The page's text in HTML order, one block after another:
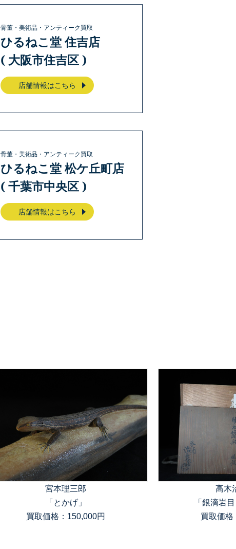
骨董・美術品・アンティーク買取
ひるねこ堂 住吉店
( 大阪市住吉区 )
店舗情報はこちら
骨董・美術品・アンティーク買取
ひるねこ堂 松ケ丘町店
( 千葉市中央区 )
店舗情報はこちら
宮本理三郎
「とかげ」
買取価格：150,000円
高木
「銀滴岩
買取価格